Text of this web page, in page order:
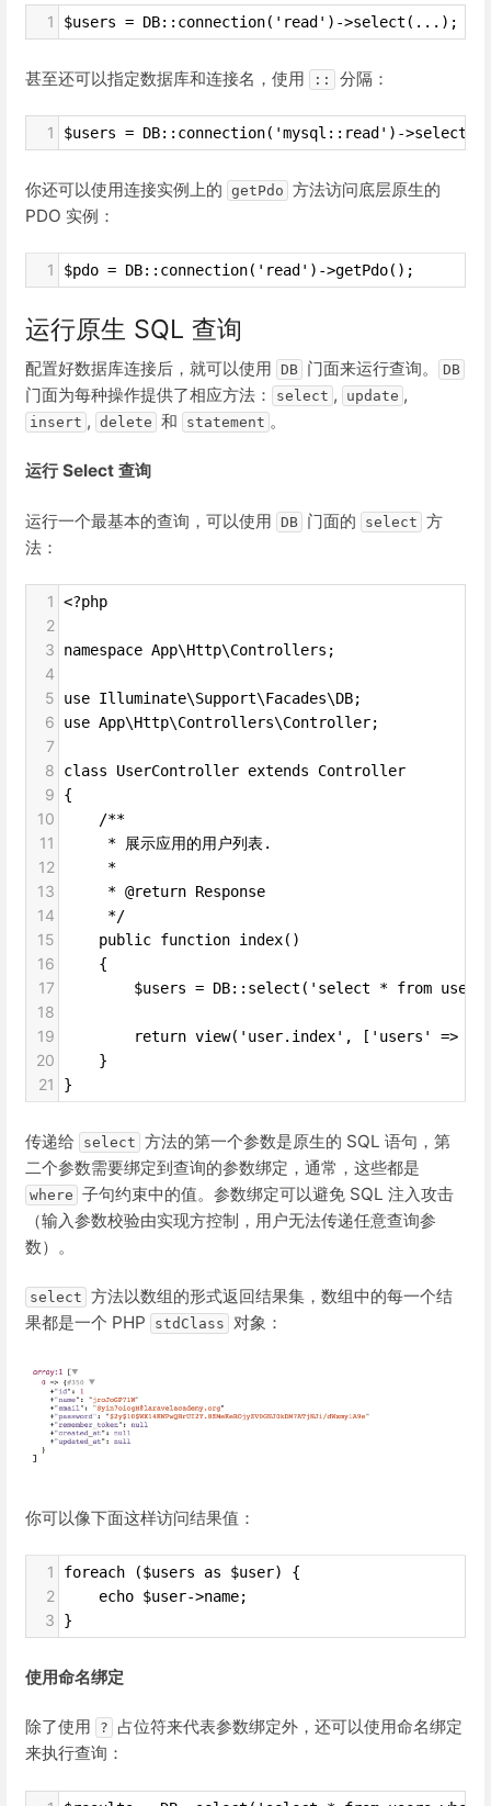
1 $users = DB::connection('read')->select(...);
甚至还可以指定数据库和连接名，使用 :: 分隔：
1 $users = DB::connection('mysql::read')-
你还可以使用连接实例上的 getPdo 方法访问底层原生的
PDO 实例：
1 $pdo = DB::connection('read')->getPdo();
运行原生 SQL 查询
配置好数据库连接后，就可以使用 DB 门面来运行查询。 DB
门面为每种操作提供了相应方法： select , update ,
insert , delete 和 statement 。
运行 Select 查询
运行一个最基本的查询，可以使用 DB 门面的 select 方
法：
1 <?php
2
3
namespace App\Http\Controllers;
4
5
use Illuminate\Support\Facades\DB;
6 use App\Http\Controllers\Controller;
7
8
class UserController extends Controller
9 {
10
    /**
11
     * 展示应用的用户列表.
12
     *
13
     * @return Response
14
     */
15
    public function index()
16
    {
17
$users = DB::select('select * from
18
19
return view('user.index', ['users' =>
20
    }
21 }
传递给 select 方法的第一个参数是原生的 SQL 语句，第
二个参数需要绑定到查询的参数绑定，通常，这些都是
where 子句约束中的值。参数绑定可以避免 SQL 注入攻击
（输入参数校验由实现方控制，用户无法传递任意查询参
数）。
select 方法以数组的形式返回结果集，数组中的每一个结
果都是一个 PHP
stdClass 对象：
你可以像下面这样访问结果值：
1 foreach ($users as $user) {
2
    echo $user->name;
3 }
使用命名绑定
除了使用 ? 占位符来代表参数绑定外，还可以使用命名绑定
来执行查询：